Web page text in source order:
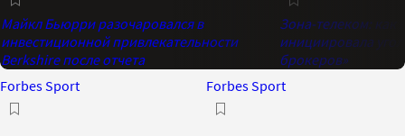
Майкл Бьюрри разочаровался в
инвестиционной привлекательности
Berkshire после отчета
Зона-телеком: как
инициировала
брокеров»
Forbes Sport
Forbes Sport